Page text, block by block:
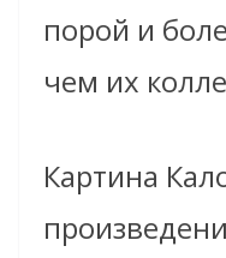
порой и
чем их
Картина